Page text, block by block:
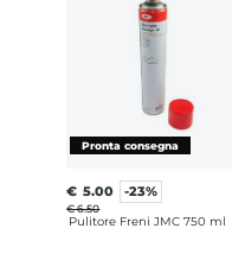
€ 5.00 -23%
€ 6.50
Pulitore Freni JMC 750 ml